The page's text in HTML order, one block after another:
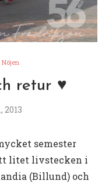
Nöjen
retur ♥
2013
semester
litet livstecken i
(Billund) och